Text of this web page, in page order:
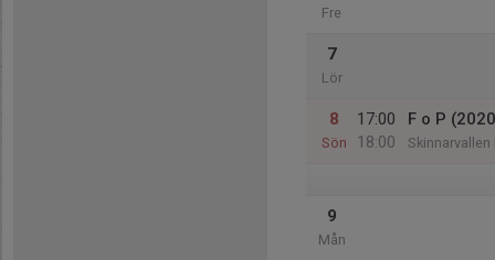
Fre
7
Lör
8
Sön
17:00
18:00
F o P
Skinnarvallen
9
Mån